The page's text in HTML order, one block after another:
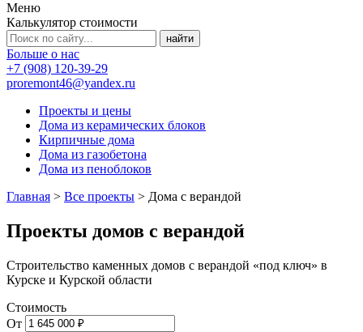
Меню
Калькулятор стоимости
Больше о нас
+7 (908) 120-39-29
proremont46@yandex.ru
Проекты и цены
Дома из керамических блоков
Кирпичные дома
Дома из газобетона
Дома из пеноблоков
Главная > Все проекты > Дома с верандой
Проекты домов с верандой
Строительство каменных домов с верандой «под ключ» в
Курске и Курской области
Стоимость
От